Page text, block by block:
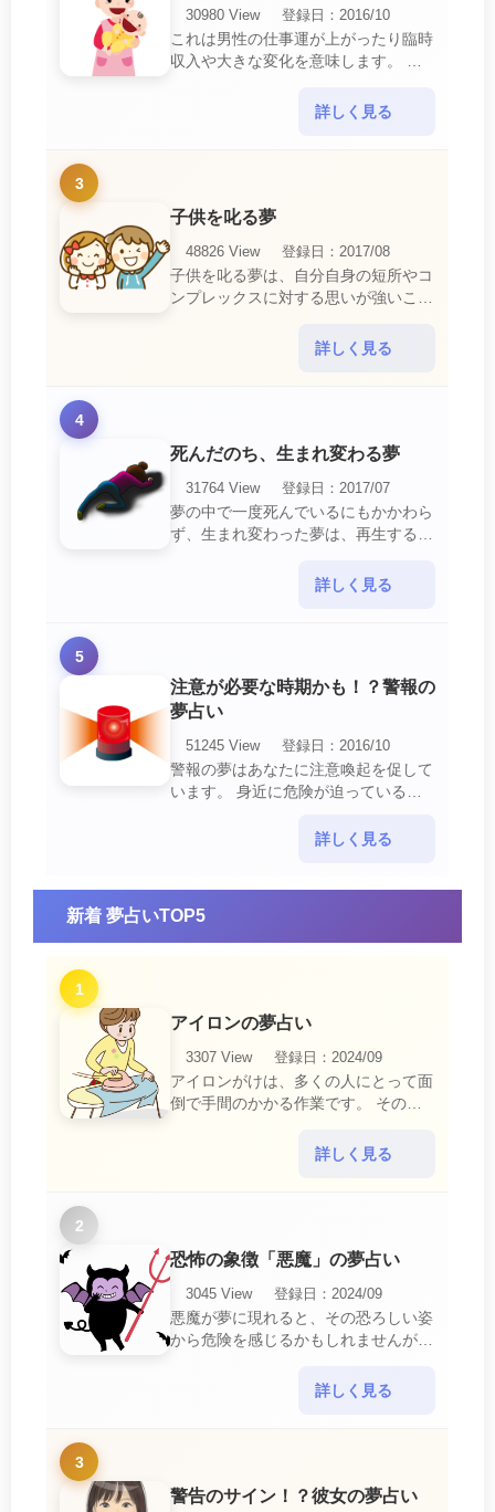
30980 View
登録日：2016/10
これは男性の仕事運が上がったり臨時
収入や大きな変化を意味します。 喜
ればあり得ない事が起きるのでビック
詳しく見る
3
子供を叱る夢
48826 View
登録日：2017/08
子供を叱る夢は、自分自身の短所やコ
ンプレックスに対する思いが強いこと
短所やコンプレックスを的確に認識し
詳しく見る
4
死んだのち、生まれ変わる夢
31764 View
登録日：2017/07
夢の中で一度死んでいるにもかかわら
ず、生まれ変わった夢は、再生する夢
あなたに関するすべての運気が上昇し
詳しく見る
5
注意が必要な時期かも！？警報の
夢占い
51245 View
登録日：2016/10
警報の夢はあなたに注意喚起を促して
います。 身近に危険が迫っている暗
て危機を回避する事が必要です。 ま
詳しく見る
新着 夢占いTOP5
1
アイロンの夢占い
3307 View
登録日：2024/09
アイロンがけは、多くの人にとって面
倒で手間のかかる作業です。 そのた
中で感じるわずらわしさやストレスか
詳しく見る
2
恐怖の象徴「悪魔」の夢占い
3045 View
登録日：2024/09
悪魔が夢に現れると、その恐ろしい姿
から危険を感じるかもしれませんが、
詳しく見る
3
警告のサイン！？彼女の夢占い